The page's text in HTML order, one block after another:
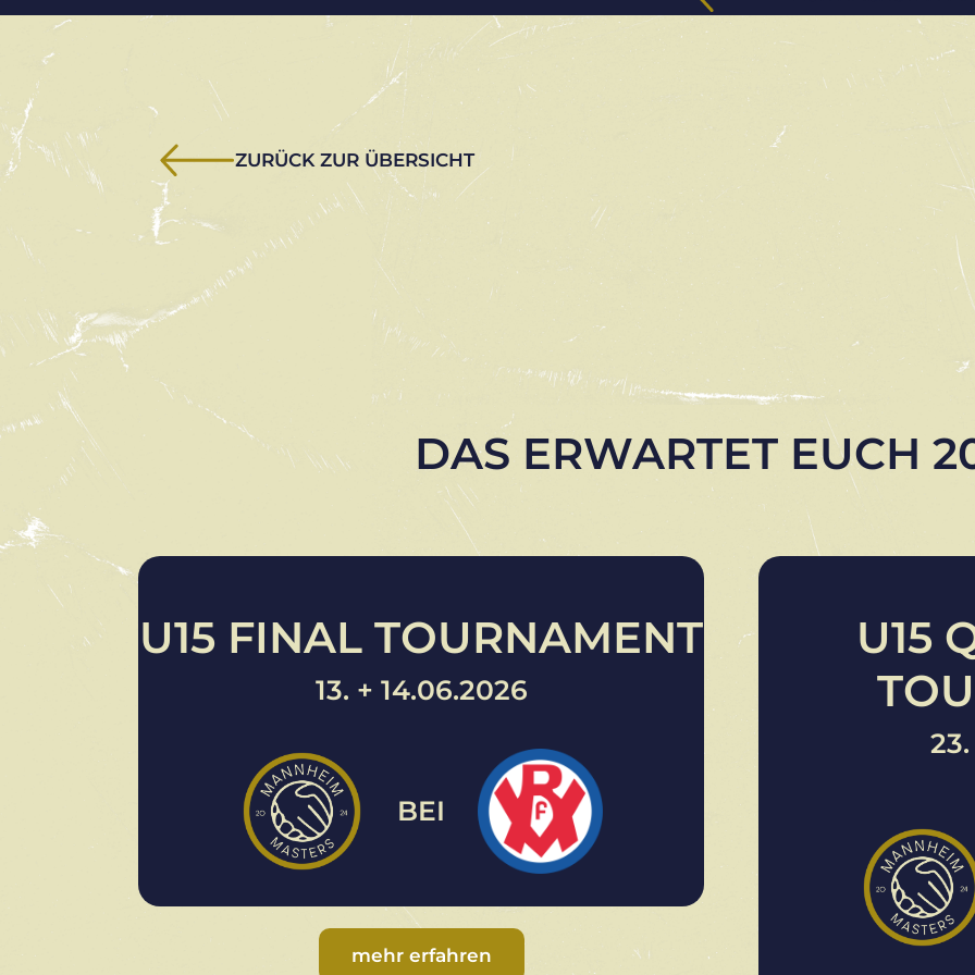
ZURÜCK ZUR ÜBERSICHT
DAS ERWARTET EUCH
U15 FINAL TOURNAMENT
13. + 14.06.2026
BEI
mehr erfahren
U15